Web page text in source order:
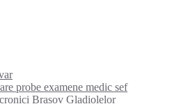
probe examene medic sef
Brasov Gladiolelor